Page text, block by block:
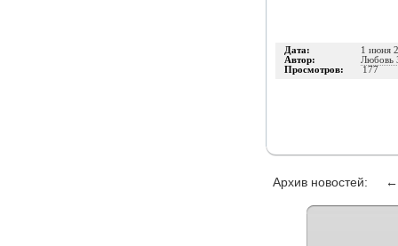
Дата: 1 июня
Автор: Любовь
Просмотров: 177
Архив новостей: